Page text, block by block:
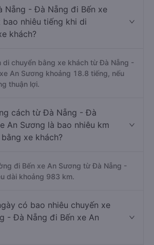
Nẵng - Đà Nẵng đi Bến xe
bao nhiêu tiếng khi di
khách?
di chuyển bằng xe khách từ Đà Nẵng -
An Sương khoảng 18.8 tiếng, nếu
thuận lợi.
cách từ Đà Nẵng - Đà
An Sương là bao nhiêu km
xe khách?
đi Bến xe An Sương từ Đà Nẵng -
dài khoảng 983 km.
có bao nhiêu chuyến xe
- Đà Nẵng đi Bến xe An